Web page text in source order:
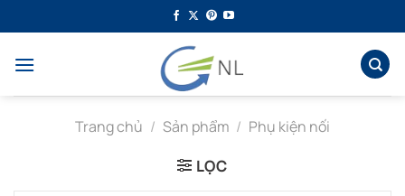
qua
dung
Trang chủ / Sản phẩm / Phụ kiện nối
LỌC